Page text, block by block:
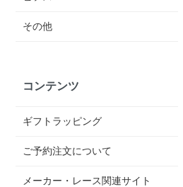
その他
コンテンツ
ギフトラッピング
ご予約注文について
メーカー・レース関連サイト